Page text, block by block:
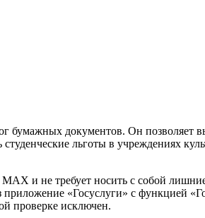
бумажных документов. Он позволяет
льготы в учреждениях
и не требует носить с собой
приложение «Госуслуги» с функцией
проверке исключен.